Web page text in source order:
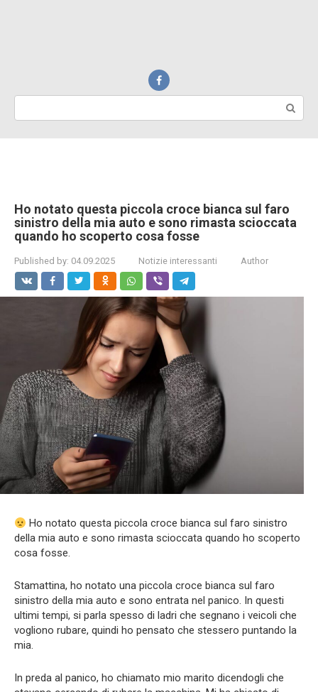
Ho notato questa piccola croce bianca sul faro
sinistro della mia auto e sono rimasta scioccata
quando ho scoperto cosa fosse
Published by: 04.09.2025 Notizie interessanti Author
Ho notato questa piccola croce bianca sul faro sinistro
della mia auto e sono rimasta scioccata quando ho scoperto
cosa fosse.
Stamattina, ho notato una piccola croce bianca sul faro
sinistro della mia auto e sono entrata nel panico. In questi
ultimi tempi, si parla spesso di ladri che segnano i veicoli che
vogliono rubare, quindi ho pensato che stessero puntando la
mia.
In preda al panico, ho chiamato mio marito dicendogli che